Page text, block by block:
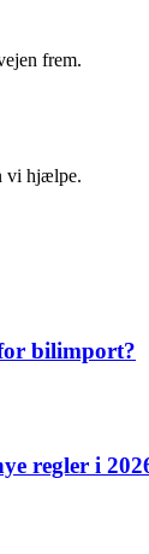
frem.
vi hjælpe.
bilimport?
regler i